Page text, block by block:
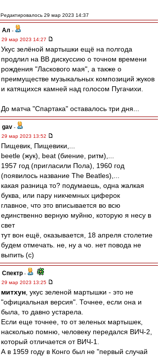
Редактировалось 29 мар 2023 14:37
Ал -
29 мар 2023 14:27
Укус зелёной мартышки ещё на полгода
продлил на ВВ дискуссию о точном времени
рождения "Ласкового мая", а также о
преимуществе музыкальных композиций жуков
и катящихся камней над голосом Пугачихи.
До матча "Спартака" оставалось три дня...
gav -
29 мар 2023 13:52
Пищевик, Пищевики,...
beetle (жук), beat (биение, ритм),...
1957 год (пригласили Пола), 1960 год
(появилось название The Beatles),...
какая разница то? подумаешь, одна жалкая
буква, или пару никчемных циферок
главное, что это вписывается во всю
единственно верную муйню, которую я несу в
свет
тут вон ещё, оказывается, 18 апреля столетие
будем отмечать. не, ну а чо. нет повода не
выпить (с)
Спектр -
29 мар 2023 13:25
митхун , укус зеленой мартышки - это не
"официальная версия". Точнее, если она и
была, то давно устарела.
Если еще точнее, то от зеленых мартышек,
насколько помню, человеку передался ВИЧ-2,
который отличается от ВИЧ-1.
А в 1959 году в Конго был не "первый случай